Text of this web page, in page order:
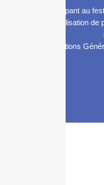
En participant au
pour la réalisation
Conditions